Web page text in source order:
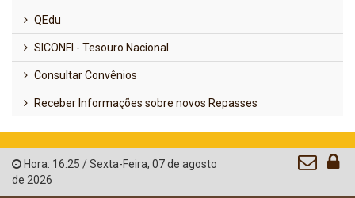
QEdu
SICONFI - Tesouro Nacional
Consultar Convênios
Receber Informações sobre novos Repasses
Hora: 16:25 /Sexta-Feira, 07 de agosto
de 2026